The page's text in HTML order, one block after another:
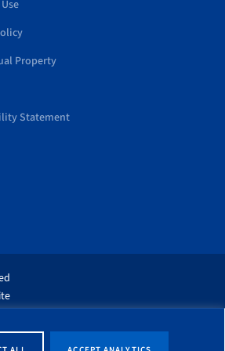
Property
Statement